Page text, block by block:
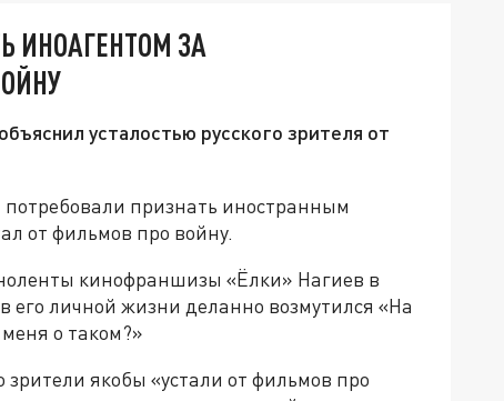
ИНОАГЕНТОМ ЗА
усталостью русского зрителя от
признать иностранным
от фильмов про войну.
кинофраншизы «Ёлки» Нагиев в
его личной жизни деланно возмутился «На
о таком?»
зрители якобы «устали от фильмов про